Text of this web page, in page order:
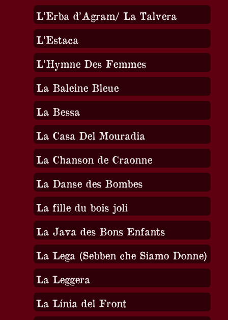
L’Erba d’Agram/ La Talvera
L’Estaca
L’Hymne Des Femmes
La Baleine Bleue
La Bessa
La Casa Del Mouradia
La Chanson de Craonne
La Danse des Bombes
La fille du bois joli
La Java des Bons Enfants
La Lega (Sebben che Siamo Donne)
La Leggera
La Línia del Front